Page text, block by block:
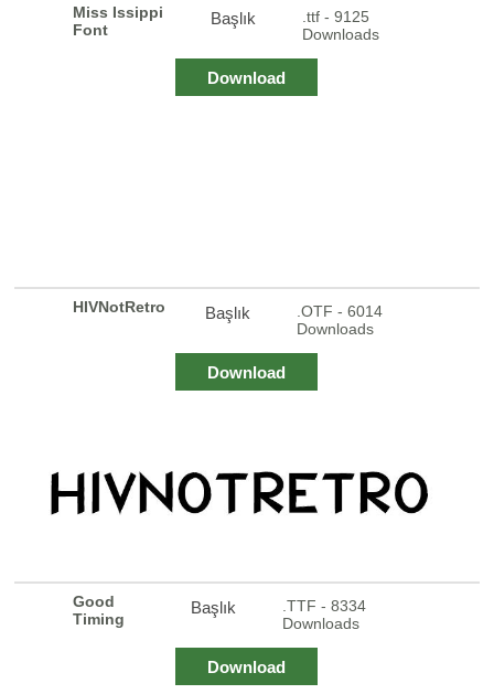
Miss Issippi
Font
Başlık
.ttf - 9125
Downloads
Download
HIVNotRetro Başlık
.OTF - 6014
Downloads
Download
Good
Timing
Başlık
.TTF - 8334
Downloads
Download